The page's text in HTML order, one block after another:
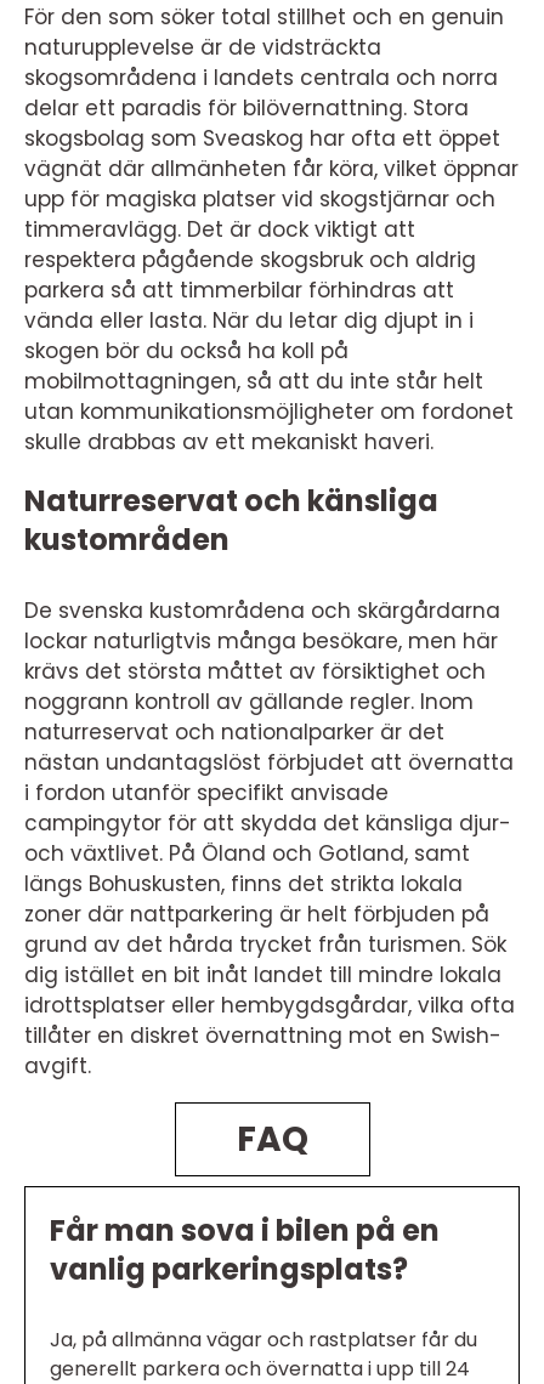
För den som söker total stillhet och en genuin
naturupplevelse är de vidsträckta
skogsområdena i landets centrala och norra
delar ett paradis för bilövernattning. Stora
skogsbolag som Sveaskog har ofta ett öppet
vägnät där allmänheten får köra, vilket öppnar
upp för magiska platser vid skogstjärnar och
timmeravlägg. Det är dock viktigt att
respektera pågående skogsbruk och aldrig
parkera så att timmerbilar förhindras att
vända eller lasta. När du letar dig djupt in i
skogen bör du också ha koll på
mobilmottagningen, så att du inte står helt
utan kommunikationsmöjligheter om fordonet
skulle drabbas av ett mekaniskt haveri.
Naturreservat och känsliga
kustområden
De svenska kustområdena och skärgårdarna
lockar naturligtvis många besökare, men här
krävs det största måttet av försiktighet och
noggrann kontroll av gällande regler. Inom
naturreservat och nationalparker är det
nästan undantagslöst förbjudet att övernatta
i fordon utanför specifikt anvisade
campingytor för att skydda det känsliga djur-
och växtlivet. På Öland och Gotland, samt
längs Bohuskusten, finns det strikta lokala
zoner där nattparkering är helt förbjuden på
grund av det hårda trycket från turismen. Sök
dig istället en bit inåt landet till mindre lokala
idrottsplatser eller hembygdsgårdar, vilka ofta
tillåter en diskret övernattning mot en Swish-
avgift.
FAQ
Får man sova i bilen på en
vanlig parkeringsplats?
Ja, på allmänna vägar och rastplatser får du
generellt parkera och övernatta i upp till 24